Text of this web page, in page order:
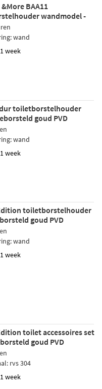
BAA11
wandmodel -
messing PVD
wand
week
toiletborstelhouder
goud PVD
wand
week
toiletborstelhouder
goud PVD
wand
week
toilet accessoires set
goud PVD
rvs 304
week